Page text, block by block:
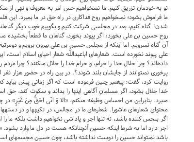
نو به خودمان تزريق كنيم. ما نمى‏خواهيم حس امر به معروف و نهى
ما فراموش بشود؛ نمى‏خواهيم روح فداكارى در راه حق در ما بميرد.
شدن! گناه كنيم، بعد در مجلسى شركت كنيم و بگوييم خوب ديگر
روح حسين بن على بخورد؛ اگر پيوند بخورد، گناهان ما قطعاً
آن گناه نمى‏رويم. اما اينكه از مجلس حسين بن على بيرون برويم و
على پيوند نخورده است. شعارهاى اباعبداللَّه شعار احياى اسلام
داده‏اند؟ چرا حلال خدا را حرام، و حرام خدا را حلال مى‏كنند؟ چرا
پرخورى نمى‏توانند از جايشان بلند شوند؟. در بين راه در حضور هزار
روايت كرد، گفت: پيغمبر چنين فرموده است كه اگر زمانى پيش بيايد
خدا حلال بشود، اگر مسلمانِ آگاهى اينها را بداند و سكوت كند، حق
مى‏برد. بنابراين من احساس وظيفه مى‏كنم، «الا وَ انّى احَقُّ مِنْ غَيْرٍ»
محتواى شعارهاى عاشورا. شعارهاى ما در مجالس، در تكيه‏ها و در
اگر بى‏حس كننده باشد، نه تنها اجر و پاداشى نخواهيم داشت بلكه ما
باشد نمى‏تواند حسين را دوست نداشته باشد، چون حسين مجسمه‏اى است